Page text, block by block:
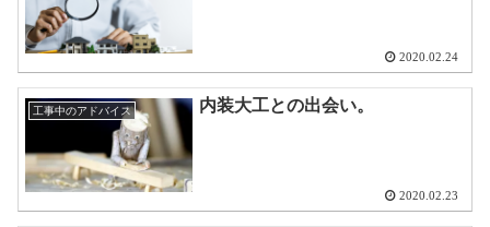
2020.02.24
工事中のアドバイス 内装大工との出会い。
2020.02.23